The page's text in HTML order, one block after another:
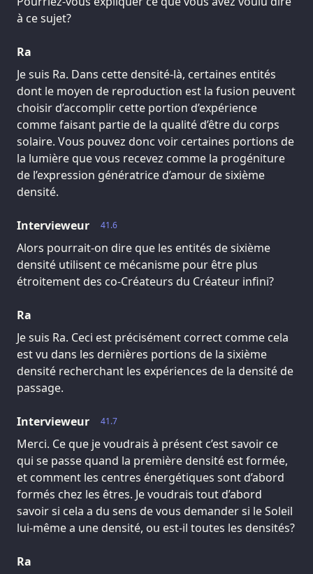
à ce sujet?
Ra
Je suis Ra. Dans cette densité-là, certaines entités
dont le moyen de reproduction est la fusion peuvent
choisir d’accomplir cette portion d’expérience
comme faisant partie de la qualité d’être du corps
solaire. Vous pouvez donc voir certaines portions de
la lumière que vous recevez comme la progéniture
de l’expression génératrice d’amour de sixième
densité.
41.6
Intervieweur
Alors pourrait-on dire que les entités de sixième
densité utilisent ce mécanisme pour être plus
étroitement des co-Créateurs du Créateur infini?
Ra
Je suis Ra. Ceci est précisément correct comme cela
est vu dans les dernières portions de la sixième
densité recherchant les expériences de la densité de
passage.
41.7
Intervieweur
Merci. Ce que je voudrais à présent c’est savoir ce
qui se passe quand la première densité est formée,
et comment les centres énergétiques sont d’abord
formés chez les êtres. Je voudrais tout d’abord
savoir si cela a du sens de vous demander si le Soleil
lui-même a une densité, ou est-il toutes les densités?
Ra